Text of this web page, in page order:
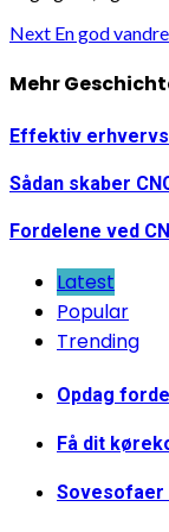
Continue
Reading
Next En god
Mehr
Effektiv
Sådan skaber
Fordelene ved
Latest
Popular
Trending
Opdag
Få dit
Sovesofaer